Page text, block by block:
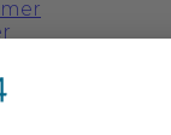
& Deko
Jugendzimmer